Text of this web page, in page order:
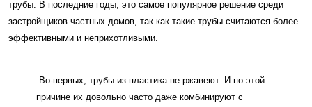
трубы. В последние годы, это самое популярное решение среди
застройщиков частных домов, так как такие трубы считаются более
эффективными и неприхотливыми.
Во-первых, трубы из пластика не ржавеют. И по этой
причине их довольно часто даже комбинируют с